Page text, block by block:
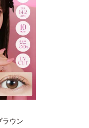
ラウン